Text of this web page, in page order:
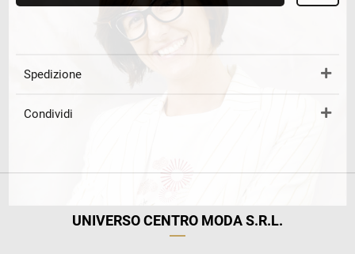
Spedizione
Condividi
UNIVERSO CENTRO MODA S.R.L.